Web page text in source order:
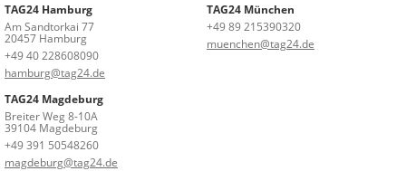
TAG24 Hamburg
Am Sandtorkai 77
20457 Hamburg
+49 40 228608090
hamburg@tag24.de
TAG24 München
+49 89 215390320
muenchen@tag24.de
TAG24 Magdeburg
Breiter Weg 8-10A
39104 Magdeburg
+49 391 50548260
magdeburg@tag24.de